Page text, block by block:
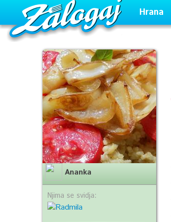
Hrana
Ananka
Njima se svidja: